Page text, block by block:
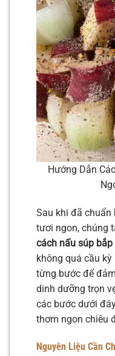
Hướng Dẫn
Sau khi đã chuẩn
tươi ngon, chúng
cách nấu súp bắp
không quá cầu
từng bước để
dinh dưỡng trọn
các bước dưới
thơm ngon chiêu
Nguyên Liệu Cần